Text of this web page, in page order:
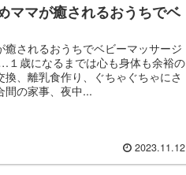
ママが癒されるおうちでベ
癒されるおうちでベビーマッサージ
１歳になるまでは心も身体も余裕の
、離乳食作り、ぐちゃぐちゃにさ
の家事、夜中...
2023.11.12